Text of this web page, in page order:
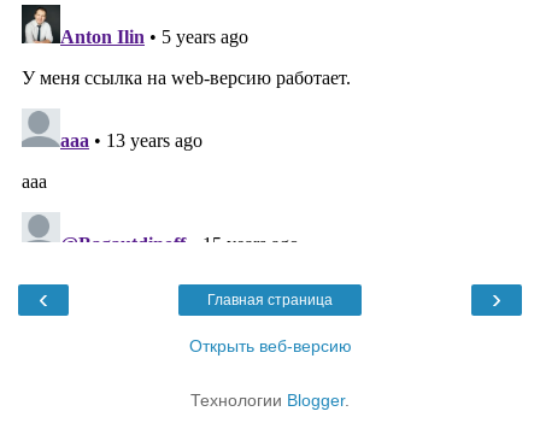
‹ ›
Главная страница
Открыть веб-версию
Технологии Blogger.